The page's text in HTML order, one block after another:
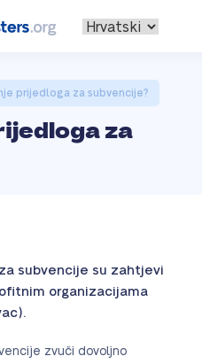
prijedloga za subvencije?
za
subvencije su zahtjevi
organizacijama
zvuči dovoljno